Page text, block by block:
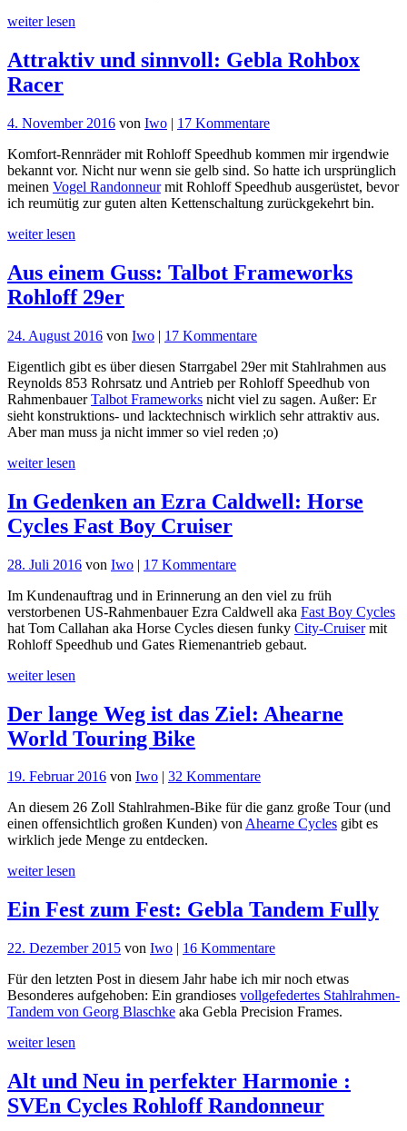
weiter lesen
Attraktiv und sinnvoll: Gebla Rohbox
Racer
4. November 2016 von Iwo | 17 Kommentarezu
und
sinnvoll:
Gebla
Rohbox
Komfort-Rennräder mit Rohloff Speedhub kommen mir irgendwie
bekannt vor. Nicht nur wenn sie gelb sind. So hatte ich ursprünglich
meinen Vogel Randonneurmit Rohloff Speedhub ausgerüstet, bevor
ich reumütig zur guten alten Kettenschaltung zurückgekehrt bin.
weiter lesen
Aus einem Guss: Talbot Frameworks
Rohloff 29er
24. August 2016 von Iwo | 17 Kommentarezu
einem
Guss:
Talbot
Frameworks
Rohloff
Eigentlich gibt es über diesen Starrgabel 29er mit Stahlrahmen aus
Reynolds 853 Rohrsatz und Antrieb per Rohloff Speedhub von
RahmenbauerTalbot Frameworks nicht viel zu sagen. Außer: Er
sieht konstruktions- und lacktechnisch wirklich sehr attraktiv aus.
Aber man muss ja nicht immer so viel reden ;o)
weiter lesen
In Gedenken an Ezra Caldwell: Horse
Cycles Fast Boy Cruiser
28. Juli 2016 von Iwo | 17 Kommentarezu
Gedenken
an
Ezra
Caldwell:
Boy
Cruiser
Im Kundenauftrag und in Erinnerung an den viel zu früh
verstorbenen US-Rahmenbauer Ezra Caldwell aka Fast Boy Cycles
hat Tom Callahan aka Horse Cycles diesen funky City-Cruisermit
Rohloff Speedhub und Gates Riemenantrieb gebaut.
weiter lesen
Der lange Weg ist das Ziel: Ahearne
World Touring Bike
19. Februar 2016 von Iwo | 32 Kommentarezu
lange
Weg
World
Touring
An diesem 26 Zoll Stahlrahmen-Bike für die ganz große Tour (und
einen offensichtlich großen Kunden) vonAhearne Cycles gibt es
wirklich jede Menge zu entdecken.
weiter lesen
Ein Fest zum Fest: Gebla Tandem Fully
22. Dezember 2015 von Iwo | 16 Kommentarezu
Fest
zum
Fest:
Für den letzten Post in diesem Jahr habe ich mir noch etwas
Besonderes aufgehoben: Ein grandioses vollgefedertes Stahlrahmen-
Tandem von Georg Blaschke aka Gebla Precision Frames.
weiter lesen
Alt und Neu in perfekter Harmonie :
SVEn Cycles Rohloff Randonneur